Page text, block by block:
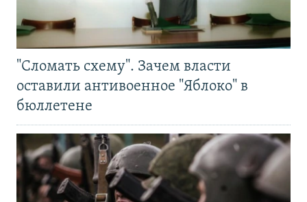
"Сломать схему". Зачем власти
оставили антивоенное "Яблоко" в
бюллетене